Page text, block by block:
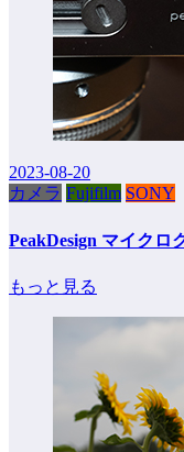
2023-08-20
カメラ Fujifilm SONY
PeakDesign マイクロ
もっと見る